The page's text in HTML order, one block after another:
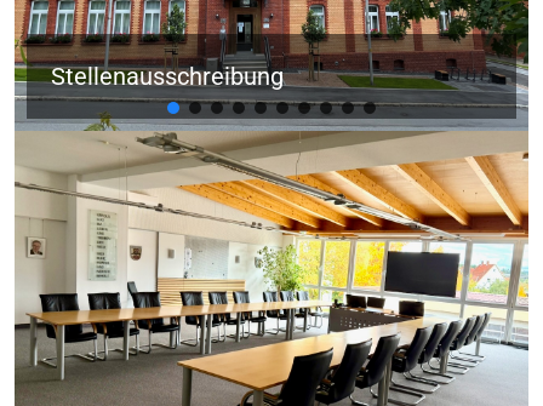
Stellenausschreibung